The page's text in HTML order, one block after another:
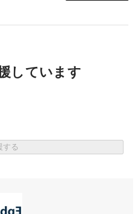
＊
です
オンライン座談会を開催い
ある方
ワークを広げたい方
しています
する